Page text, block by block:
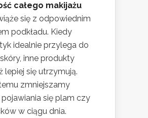
całego makijażu
się z odpowiednim
podkładu. Kiedy
idealnie przylega do
inne produkty
lepiej się utrzymują.
zmniejszamy
się plam czy
w ciągu dnia.